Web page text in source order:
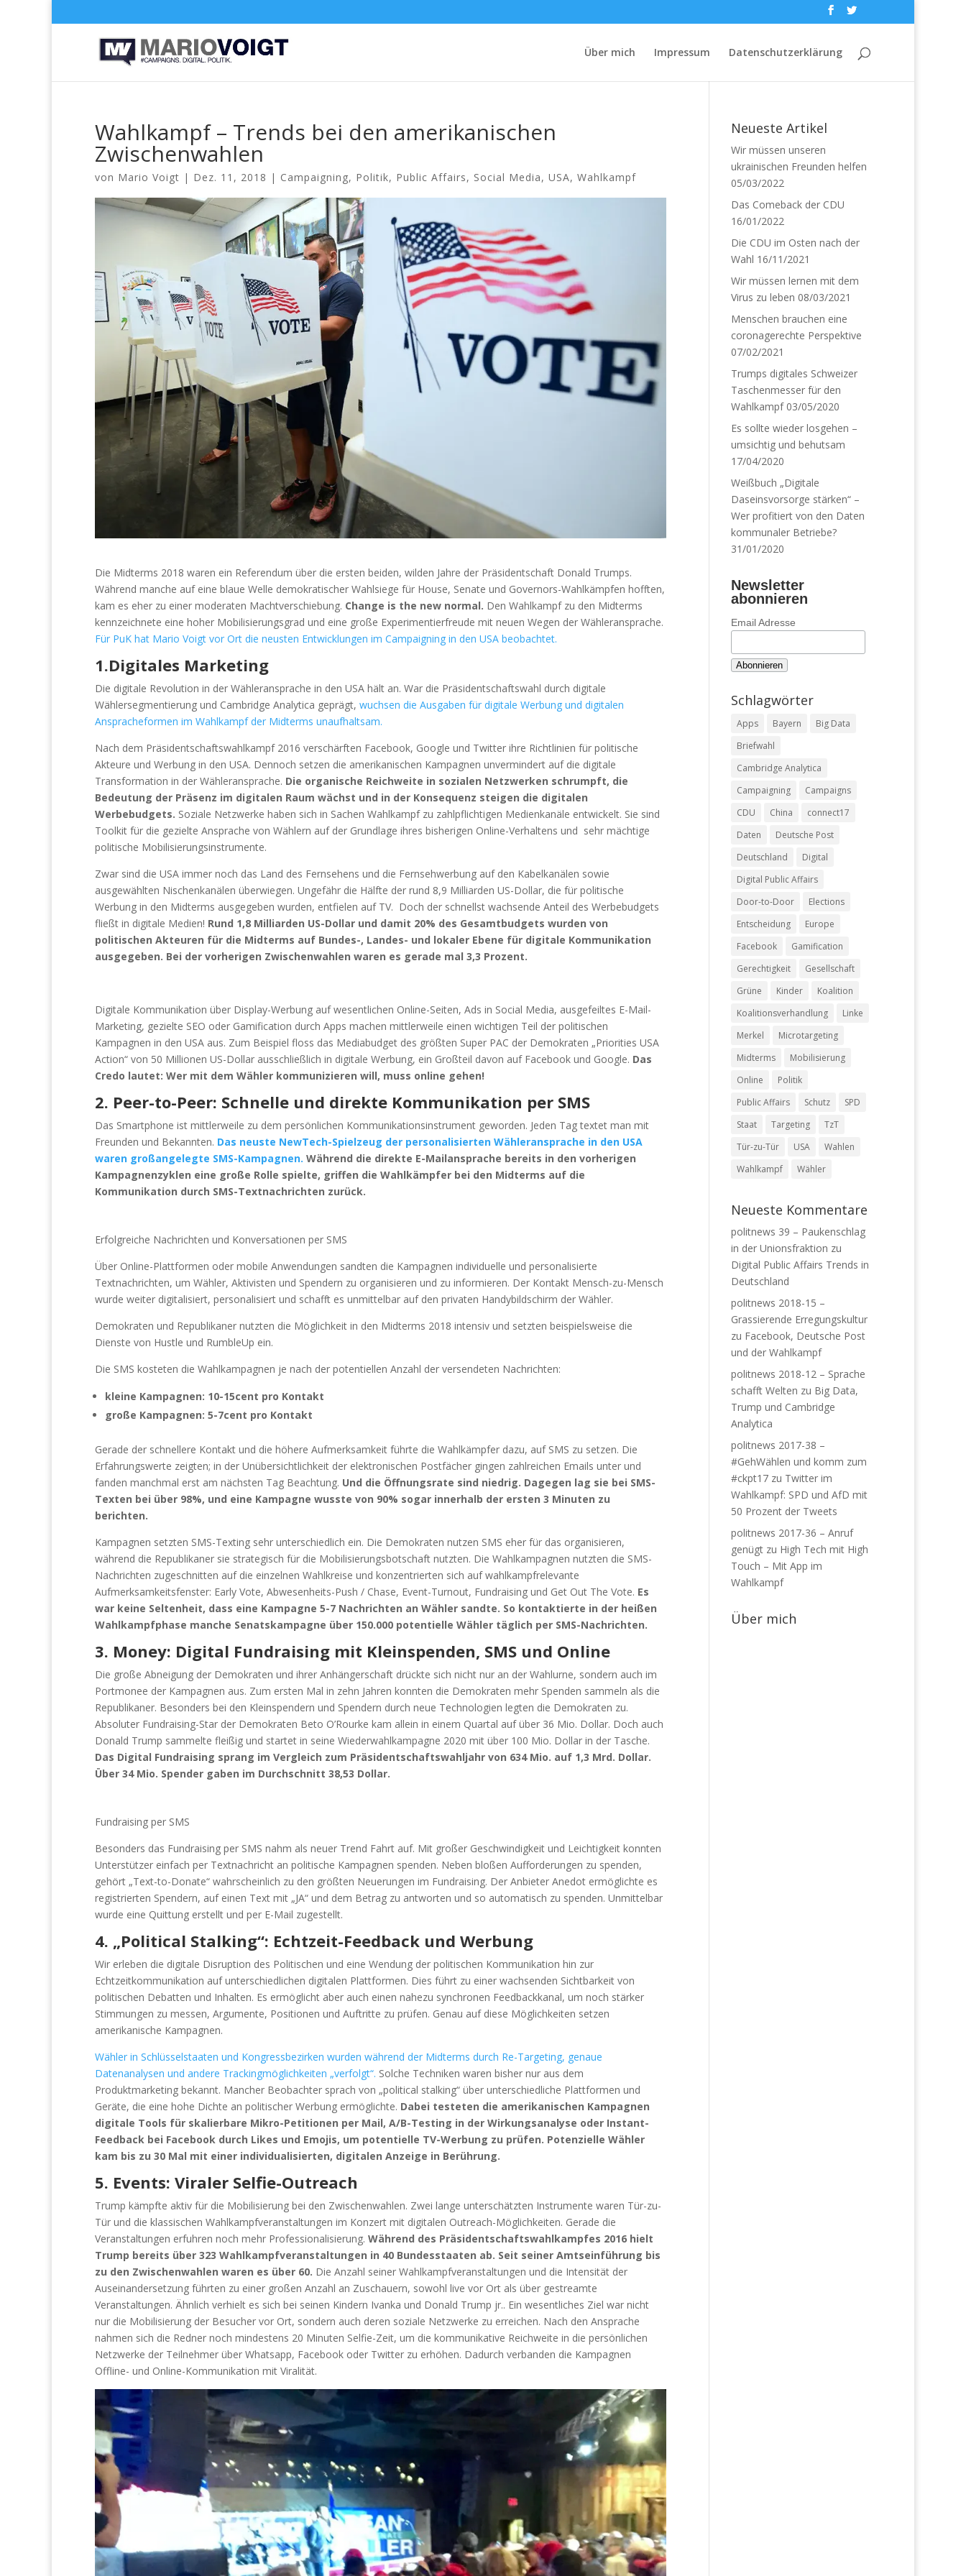
Über mich Impressum Datenschutzerklärung
Wahlkampf – Trends bei den amerikanischen
Zwischenwahlen
von Mario Voigt | Dez. 11, 2018 | Campaigning, Politik, Public Affairs, Social Media, USA, Wahlkampf
Die Midterms 2018 waren ein Referendum über die ersten beiden, wilden Jahre der Präsidentschaft Donald Trumps.
Während manche auf eine blaue Welle demokratischer Wahlsiege für House, Senate und Governors-Wahlkämpfen hofften,
kam es eher zu einer moderaten Machtverschiebung. Change is the new normal. Den Wahlkampf zu den Midterms
kennzeichnete eine hoher Mobilisierungsgrad und eine große Experimentierfreude mit neuen Wegen der Wähleransprache.
Für PuK hat Mario Voigt vor Ort die neusten Entwicklungen im Campaigning in den USA beobachtet.
1.Digitales Marketing
Die digitale Revolution in der Wähleransprache in den USA hält an. War die Präsidentschaftswahl durch digitale
Wählersegmentierung und Cambridge Analytica geprägt, wuchsen die Ausgaben für digitale Werbung und digitalen
Anspracheformen im Wahlkampf der Midterms unaufhaltsam.
Nach dem Präsidentschaftswahlkampf 2016 verschärften Facebook, Google und Twitter ihre Richtlinien für politische
Akteure und Werbung in den USA. Dennoch setzen die amerikanischen Kampagnen unvermindert auf die digitale
Transformation in der Wähleransprache. Die organische Reichweite in sozialen Netzwerken schrumpft, die
Bedeutung der Präsenz im digitalen Raum wächst und in der Konsequenz steigen die digitalen
Werbebudgets. Soziale Netzwerke haben sich in Sachen Wahlkampf zu zahlpflichtigen Medienkanäle entwickelt. Sie sind
Toolkit für die gezielte Ansprache von Wählern auf der Grundlage ihres bisherigen Online-Verhaltens und sehr mächtige
politische Mobilisierungsinstrumente.
Zwar sind die USA immer noch das Land des Fernsehens und die Fernsehwerbung auf den Kabelkanälen sowie
ausgewählten Nischenkanälen überwiegen. Ungefähr die Hälfte der rund 8,9 Milliarden US-Dollar, die für politische
Werbung in den Midterms ausgegeben wurden, entfielen auf TV. Doch der schnellst wachsende Anteil des Werbebudgets
fließt in digitale Medien! Rund 1,8 Milliarden US-Dollar und damit 20% des Gesamtbudgets wurden von
politischen Akteuren für die Midterms auf Bundes-, Landes- und lokaler Ebene für digitale Kommunikation
ausgegeben. Bei der vorherigen Zwischenwahlen waren es gerade mal 3,3 Prozent.
Digitale Kommunikation über Display-Werbung auf wesentlichen Online-Seiten, Ads in Social Media, ausgefeiltes E-Mail-
Marketing, gezielte SEO oder Gamification durch Apps machen mittlerweile einen wichtigen Teil der politischen
Kampagnen in den USA aus. Zum Beispiel floss das Mediabudget des größten Super PAC der Demokraten „Priorities USA
Action“ von 50 Millionen US-Dollar ausschließlich in digitale Werbung, ein Großteil davon auf Facebook und Google. Das
Credo lautet: Wer mit dem Wähler kommunizieren will, muss online gehen!
2. Peer-to-Peer: Schnelle und direkte Kommunikation per SMS
Das Smartphone ist mittlerweile zu dem persönlichen Kommunikationsinstrument geworden. Jeden Tag textet man mit
Freunden und Bekannten. Das neuste NewTech-Spielzeug der personalisierten Wähleransprache in den USA
waren großangelegte SMS-Kampagnen. Während die direkte E-Mailansprache bereits in den vorherigen
Kampagnenzyklen eine große Rolle spielte, griffen die Wahlkämpfer bei den Midterms auf die
Kommunikation durch SMS-Textnachrichten zurück.
Erfolgreiche Nachrichten und Konversationen per SMS
Über Online-Plattformen oder mobile Anwendungen sandten die Kampagnen individuelle und personalisierte
Textnachrichten, um Wähler, Aktivisten und Spendern zu organisieren und zu informieren. Der Kontakt Mensch-zu-Mensch
wurde weiter digitalisiert, personalisiert und schafft es unmittelbar auf den privaten Handybildschirm der Wähler.
Demokraten und Republikaner nutzten die Möglichkeit in den Midterms 2018 intensiv und setzten beispielsweise die
Dienste von Hustle und RumbleUp ein.
Die SMS kosteten die Wahlkampagnen je nach der potentiellen Anzahl der versendeten Nachrichten:
kleine Kampagnen: 10-15cent pro Kontakt
große Kampagnen: 5-7cent pro Kontakt
Gerade der schnellere Kontakt und die höhere Aufmerksamkeit führte die Wahlkämpfer dazu, auf SMS zu setzen. Die
Erfahrungswerte zeigten; in der Unübersichtlichkeit der elektronischen Postfächer gingen zahlreichen Emails unter und
fanden manchmal erst am nächsten Tag Beachtung. Und die Öffnungsrate sind niedrig. Dagegen lag sie bei SMS-
Texten bei über 98%, und eine Kampagne wusste von 90% sogar innerhalb der ersten 3 Minuten zu
berichten.
Kampagnen setzten SMS-Texting sehr unterschiedlich ein. Die Demokraten nutzen SMS eher für das organisieren,
während die Republikaner sie strategisch für die Mobilisierungsbotschaft nutzten. Die Wahlkampagnen nutzten die SMS-
Nachrichten zugeschnitten auf die einzelnen Wahlkreise und konzentrierten sich auf wahlkampfrelevante
Aufmerksamkeitsfenster: Early Vote, Abwesenheits-Push / Chase, Event-Turnout, Fundraising und Get Out The Vote. Es
war keine Seltenheit, dass eine Kampagne 5-7 Nachrichten an Wähler sandte. So kontaktierte in der heißen
Wahlkampfphase manche Senatskampagne über 150.000 potentielle Wähler täglich per SMS-Nachrichten.
3. Money: Digital Fundraising mit Kleinspenden, SMS und Online
Die große Abneigung der Demokraten und ihrer Anhängerschaft drückte sich nicht nur an der Wahlurne, sondern auch im
Portmonee der Kampagnen aus. Zum ersten Mal in zehn Jahren konnten die Demokraten mehr Spenden sammeln als die
Republikaner. Besonders bei den Kleinspendern und Spendern durch neue Technologien legten die Demokraten zu.
Absoluter Fundraising-Star der Demokraten Beto O’Rourke kam allein in einem Quartal auf über 36 Mio. Dollar. Doch auch
Donald Trump sammelte fleißig und startet in seine Wiederwahlkampagne 2020 mit über 100 Mio. Dollar in der Tasche.
Das Digital Fundraising sprang im Vergleich zum Präsidentschaftswahljahr von 634 Mio. auf 1,3 Mrd. Dollar.
Über 34 Mio. Spender gaben im Durchschnitt 38,53 Dollar.
Fundraising per SMS
Besonders das Fundraising per SMS nahm als neuer Trend Fahrt auf. Mit großer Geschwindigkeit und Leichtigkeit konnten
Unterstützer einfach per Textnachricht an politische Kampagnen spenden. Neben bloßen Aufforderungen zu spenden,
gehört „Text-to-Donate“ wahrscheinlich zu den größten Neuerungen im Fundraising. Der Anbieter Anedot ermöglichte es
registrierten Spendern, auf einen Text mit „JA“ und dem Betrag zu antworten und so automatisch zu spenden. Unmittelbar
wurde eine Quittung erstellt und per E-Mail zugestellt.
4. „Political Stalking“: Echtzeit-Feedback und Werbung
Wir erleben die digitale Disruption des Politischen und eine Wendung der politischen Kommunikation hin zur
Echtzeitkommunikation auf unterschiedlichen digitalen Plattformen. Dies führt zu einer wachsenden Sichtbarkeit von
politischen Debatten und Inhalten. Es ermöglicht aber auch einen nahezu synchronen Feedbackkanal, um noch stärker
Stimmungen zu messen, Argumente, Positionen und Auftritte zu prüfen. Genau auf diese Möglichkeiten setzen
amerikanische Kampagnen.
Wähler in Schlüsselstaaten und Kongressbezirken wurden während der Midterms durch Re-Targeting, genaue
Datenanalysen und andere Trackingmöglichkeiten „verfolgt“. Solche Techniken waren bisher nur aus dem
Produktmarketing bekannt. Mancher Beobachter sprach von „political stalking“ über unterschiedliche Plattformen und
Geräte, die eine hohe Dichte an politischer Werbung ermöglichte. Dabei testeten die amerikanischen Kampagnen
digitale Tools für skalierbare Mikro-Petitionen per Mail, A/B-Testing in der Wirkungsanalyse oder Instant-
Feedback bei Facebook durch Likes und Emojis, um potentielle TV-Werbung zu prüfen. Potenzielle Wähler
kam bis zu 30 Mal mit einer individualisierten, digitalen Anzeige in Berührung.
5. Events: Viraler Selfie-Outreach
Trump kämpfte aktiv für die Mobilisierung bei den Zwischenwahlen. Zwei lange unterschätzten Instrumente waren Tür-zu-
Tür und die klassischen Wahlkampfveranstaltungen im Konzert mit digitalen Outreach-Möglichkeiten. Gerade die
Veranstaltungen erfuhren noch mehr Professionalisierung. Während des Präsidentschaftswahlkampfes 2016 hielt
Trump bereits über 323 Wahlkampfveranstaltungen in 40 Bundesstaaten ab. Seit seiner Amtseinführung bis
zu den Zwischenwahlen waren es über 60. Die Anzahl seiner Wahlkampfveranstaltungen und die Intensität der
Auseinandersetzung führten zu einer großen Anzahl an Zuschauern, sowohl live vor Ort als über gestreamte
Veranstaltungen. Ähnlich verhielt es sich bei seinen Kindern Ivanka und Donald Trump jr.. Ein wesentliches Ziel war nicht
nur die Mobilisierung der Besucher vor Ort, sondern auch deren soziale Netzwerke zu erreichen. Nach den Ansprache
nahmen sich die Redner noch mindestens 20 Minuten Selfie-Zeit, um die kommunikative Reichweite in die persönlichen
Netzwerke der Teilnehmer über Whatsapp, Facebook oder Twitter zu erhöhen. Dadurch verbanden die Kampagnen
Offline- und Online-Kommunikation mit Viralität.
Neueste Artikel
Wir müssen unseren
ukrainischen Freunden helfen
05/03/2022
Das Comeback der CDU
16/01/2022
Die CDU im Osten nach der
Wahl 16/11/2021
Wir müssen lernen mit dem
Virus zu leben 08/03/2021
Menschen brauchen eine
coronagerechte Perspektive
07/02/2021
Trumps digitales Schweizer
Taschenmesser für den
Wahlkampf 03/05/2020
Es sollte wieder losgehen –
umsichtig und behutsam
17/04/2020
Weißbuch „Digitale
Daseinsvorsorge stärken“ –
Wer profitiert von den Daten
kommunaler Betriebe?
31/01/2020
Newsletter
abonnieren
Email Adresse
Schlagwörter
Apps Bayern
Big Data
Briefwahl
Cambridge Analytica
Campaigning
Campaigns
CDU
China
connect17
Daten
Deutsche Post
Deutschland
Digital
Digital Public Affairs
Door-to-Door
Elections
Entscheidung
Europe
Facebook
Gamification
Gerechtigkeit
Gesellschaft
Grüne
Kinder
Koalition
Koalitionsverhandlung
Linke
Merkel
Microtargeting
Midterms
Mobilisierung
Online
Politik
Public Affairs
Schutz
SPD
Staat
Targeting
TzT
Tür-zu-Tür
USA
Wahlen
Wahlkampf
Wähler
Neueste Kommentare
politnews 39 – Paukenschlag
in der Unionsfraktion zu
Digital Public Affairs Trends in
Deutschland
politnews 2018-15 –
Grassierende Erregungskultur
zu Facebook, Deutsche Post
und der Wahlkampf
politnews 2018-12 – Sprache
schafft Welten zu Big Data,
Trump und Cambridge
Analytica
politnews 2017-38 –
#GehWählen und komm zum
#ckpt17zu Twitter im
Wahlkampf: SPD und AfD mit
50 Prozent der Tweets
politnews 2017-36 – Anruf
genügtzu High Tech mit High
Touch – Mit App im
Wahlkampf
Über mich